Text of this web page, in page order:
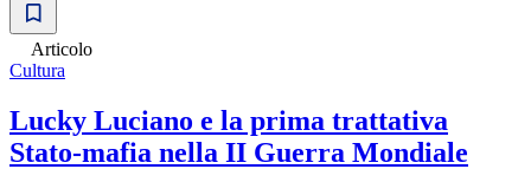
Articolo
Cultura
Lucky Luciano e la prima trattativa
Stato-mafia nella II Guerra Mondiale